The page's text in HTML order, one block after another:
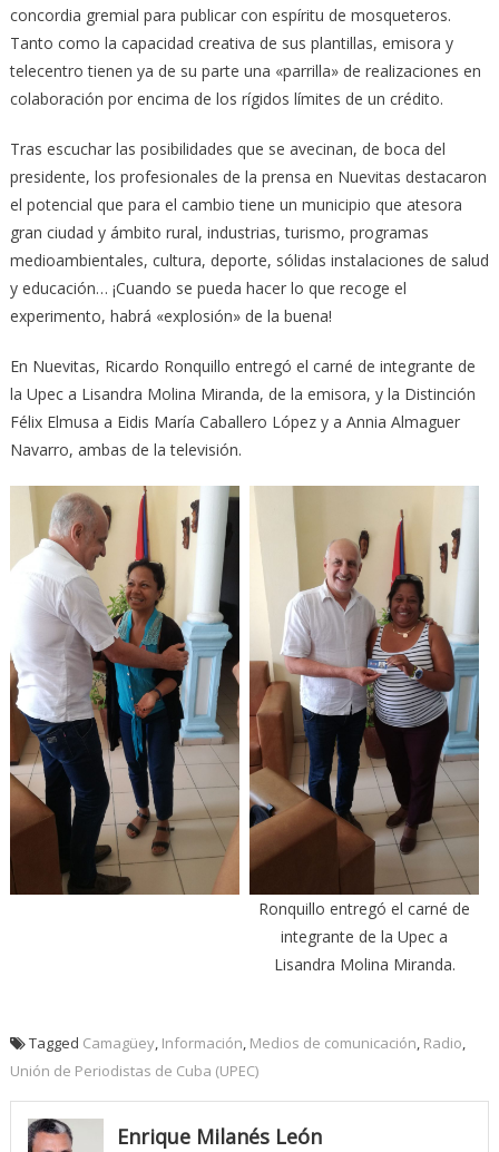
concordia gremial para publicar con espíritu de mosqueteros.
Tanto como la capacidad creativa de sus plantillas, emisora y
telecentro tienen ya de su parte una «parrilla» de realizaciones en
colaboración por encima de los rígidos límites de un crédito.
Tras escuchar las posibilidades que se avecinan, de boca del
presidente, los profesionales de la prensa en Nuevitas destacaron
el potencial que para el cambio tiene un municipio que atesora
gran ciudad y ámbito rural, industrias, turismo, programas
medioambientales, cultura, deporte, sólidas instalaciones de salud
y educación… ¡Cuando se pueda hacer lo que recoge el
experimento, habrá «explosión» de la buena!
En Nuevitas, Ricardo Ronquillo entregó el carné de integrante de
la Upec a Lisandra Molina Miranda, de la emisora, y la Distinción
Félix Elmusa a Eidis María Caballero López y a Annia Almaguer
Navarro, ambas de la televisión.
Ronquillo entregó el carné de
integrante de la Upec a
Lisandra Molina Miranda.
Tagged Camagüey, Información Medios de comunicación Radio
Unión de Periodistas de Cuba (UPEC)
Enrique Milanés León